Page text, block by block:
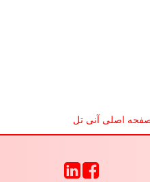
اصلی آنی تل